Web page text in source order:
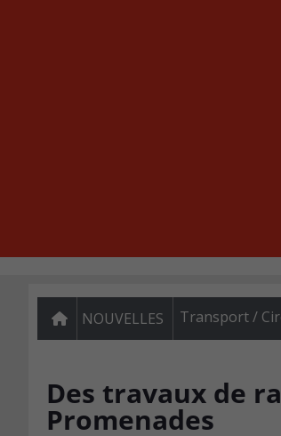
NOUVELLES Transport /
Des travaux de
Promenades